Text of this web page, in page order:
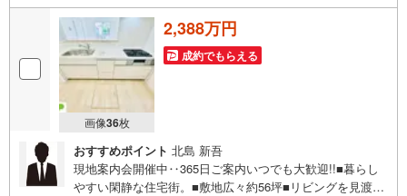
画像36枚
2,388万円
成約でもらえる
おすすめポイント 北島 新吾
現地案内会開催中‥365日ご案内いつでも大歓迎!!■暮らし
やすい閑静な住宅街。■敷地広々約56坪■リビングを見渡せ